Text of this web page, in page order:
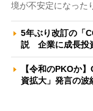
境が不安定になった
5年ぶり改訂の「
説 企業に成長投
【令和のPKOか
資拡大」発言の